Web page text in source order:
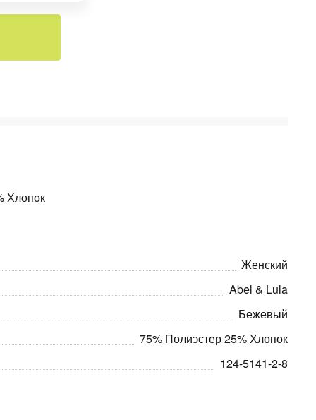
Хлопок
Женский
Abel & Lula
Бежевый
75% Полиэстер 25% Хлопок
124-5141-2-8